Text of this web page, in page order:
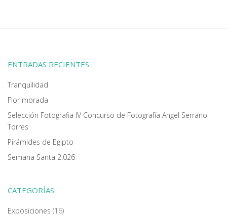
ENTRADAS RECIENTES
Tranquilidad
Flor morada
Selección Fotografia IV Concurso de Fotografía Angel Serrano
Torres
Pirámides de Egipto
Semana Santa 2.026
CATEGORÍAS
Exposiciones (16)